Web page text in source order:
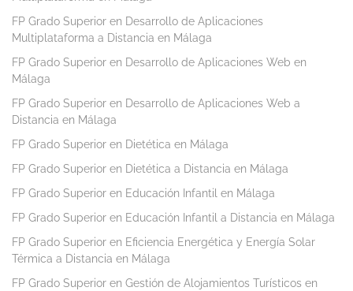
FP Grado Superior en Desarrollo de Aplicaciones
Multiplataforma a Distancia en Málaga
FP Grado Superior en Desarrollo de Aplicaciones Web en
Málaga
FP Grado Superior en Desarrollo de Aplicaciones Web a
Distancia en Málaga
FP Grado Superior en Dietética en Málaga
FP Grado Superior en Dietética a Distancia en Málaga
FP Grado Superior en Educación Infantil en Málaga
FP Grado Superior en Educación Infantil a Distancia en Málaga
FP Grado Superior en Eficiencia Energética y Energía Solar
Térmica a Distancia en Málaga
FP Grado Superior en Gestión de Alojamientos Turísticos en